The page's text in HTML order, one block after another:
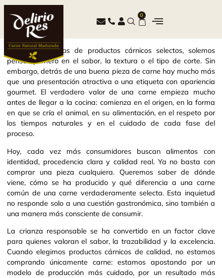
0
Cuando hablamos de productos cárnicos selectos, solemos
pensar primero en el sabor, la textura o el tipo de corte. Sin
embargo, detrás de una buena pieza de carne hay mucho más
que una presentación atractiva o una etiqueta con apariencia
gourmet. El verdadero valor de una carne empieza mucho
antes de llegar a la cocina: comienza en el origen, en la forma
en que se cría el animal, en su alimentación, en el respeto por
los tiempos naturales y en el cuidado de cada fase del
proceso.
Hoy, cada vez más consumidores buscan alimentos con
identidad, procedencia clara y calidad real. Ya no basta con
comprar una pieza cualquiera. Queremos saber de dónde
viene, cómo se ha producido y qué diferencia a una carne
común de una carne verdaderamente selecta. Esta inquietud
no responde solo a una cuestión gastronómica, sino también a
una manera más consciente de consumir.
La crianza responsable se ha convertido en un factor clave
para quienes valoran el sabor, la trazabilidad y la excelencia.
Cuando elegimos productos cárnicos de calidad, no estamos
comprando únicamente carne: estamos apostando por un
modelo de producción más cuidado, por un resultado más